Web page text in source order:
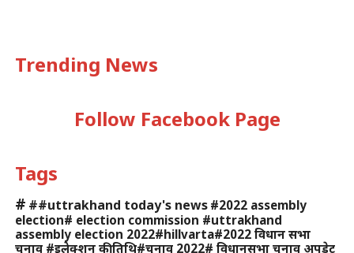
Trending News
Follow Facebook Page
Tags
# ##uttrakhand today's news #2022 assembly
election# election commission #uttrakhand
assembly election 2022#hillvarta#2022 विधान सभा
चुनाव #इलेक्शन की तिथि#चुनाव 2022# विधानसभा चुनाव अपडेट